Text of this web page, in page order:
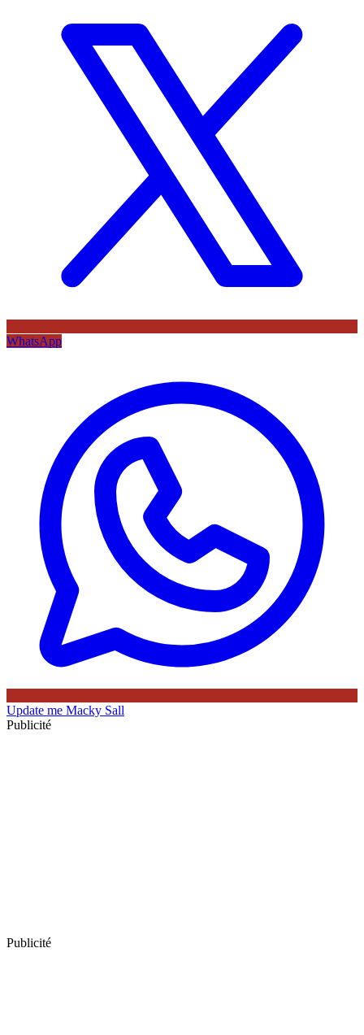
WhatsApp
Update me Macky Sall
Publicité
Publicité